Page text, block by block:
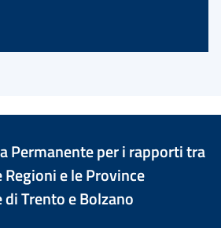
Permanente per i rapporti tra
e le Province
Trento e Bolzano